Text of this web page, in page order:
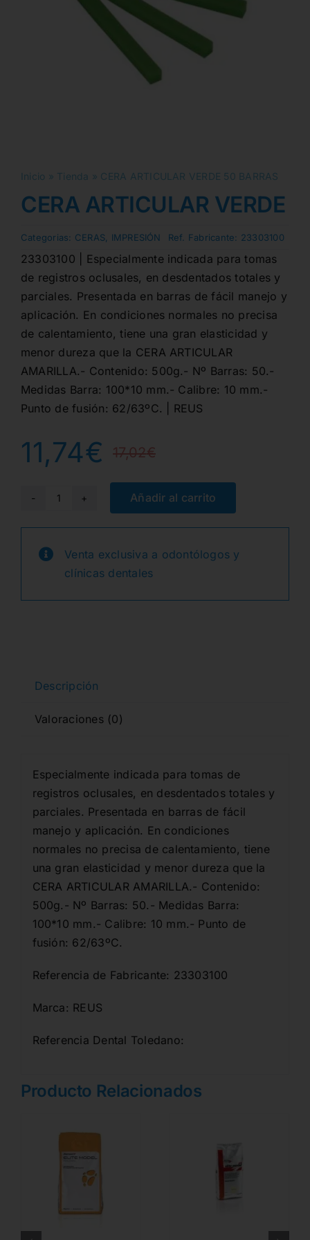
Inicio » Tienda » CERA ARTICULAR VERDE 50 BARRAS
CERA ARTICULAR VERDE
Categorias: CERAS IMPRESIÓN Ref. Fabricante: 23303100
23303100 | Especialmente indicada para tomas
de registros oclusales, en desdentados totales y
parciales. Presentada en barras de fácil manejo y
aplicación. En condiciones normales no precisa
de calentamiento, tiene una gran elasticidad y
menor dureza que la CERA ARTICULAR
AMARILLA.- Contenido: 500g.- Nº Barras: 50.-
Medidas Barra: 100*10 mm.- Calibre: 10 mm.-
Punto de fusión: 62/63ºC. | REUS
17,02€El
precio
original
era:
17,02€.
11,74€
El
precio
actual
es:
11,74€.
CERA
ARTICULAR
50
BARRAS
cantidad
Añadir al carrito
Venta exclusiva a odontólogos y
clínicas dentales
Descripción
Valoraciones (0)
Especialmente indicada para tomas de
registros oclusales, en desdentados totales y
parciales. Presentada en barras de fácil
manejo y aplicación. En condiciones
normales no precisa de calentamiento, tiene
una gran elasticidad y menor dureza que la
CERA ARTICULAR AMARILLA.- Contenido:
500g.- Nº Barras: 50.- Medidas Barra:
100*10 mm.- Calibre: 10 mm.- Punto de
fusión: 62/63ºC.
Referencia de Fabricante: 23303100
Marca: REUS
Referencia Dental Toledano:
Producto Relacionados